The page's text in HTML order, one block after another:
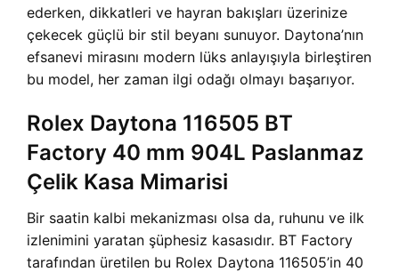
ederken, dikkatleri ve hayran bakışları üzerinize
çekecek güçlü bir stil beyanı sunuyor. Daytona’nın
efsanevi mirasını modern lüks anlayışıyla birleştiren
bu model, her zaman ilgi odağı olmayı başarıyor.
Rolex Daytona 116505 BT
Factory 40 mm 904L Paslanmaz
Çelik Kasa Mimarisi
Bir saatin kalbi mekanizması olsa da, ruhunu ve ilk
izlenimini yaratan şüphesiz kasasıdır. BT Factory
tarafından üretilen bu Rolex Daytona 116505’in 40